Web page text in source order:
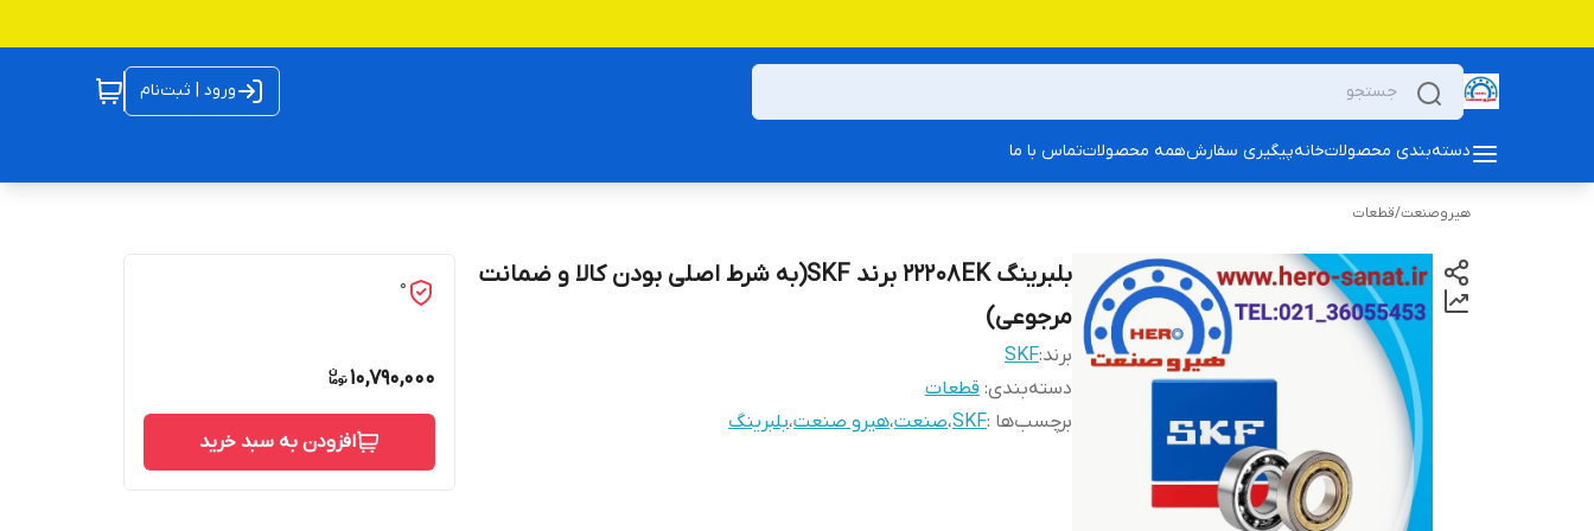
ورود | ثبت‌نام
دسته‌بندی محصولاتخانهپیگیری سفارشهمه محصولاتتماس با ما
هیروصنعت/قطعات
بلبرینگ 22208EK برند SKF(به شرط اصلی بودن کالا و ضمانت
مرجوعی)
برند:SKF
دسته‌بندی: قطعات
برچسب‌ها :SKF،صنعت،هیرو صنعت،بلبرینگ
0
10,790,000
افزودن به سبد خرید